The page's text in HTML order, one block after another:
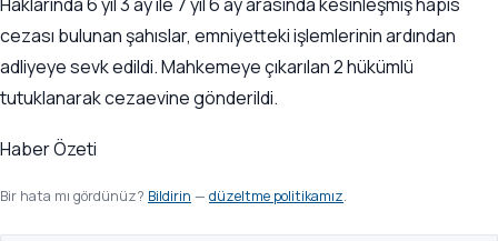
cezası bulunan şahıslar, emniyetteki işlemlerinin ardından
adliyeye sevk edildi. Mahkemeye çıkarılan 2 hükümlü
tutuklanarak cezaevine gönderildi.
Haber Özeti
Bir hata mı gördünüz? Bildirin — düzeltme politikamız.